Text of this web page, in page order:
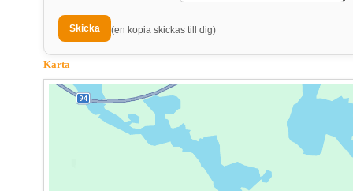
(en kopia skickas till dig)
Karta